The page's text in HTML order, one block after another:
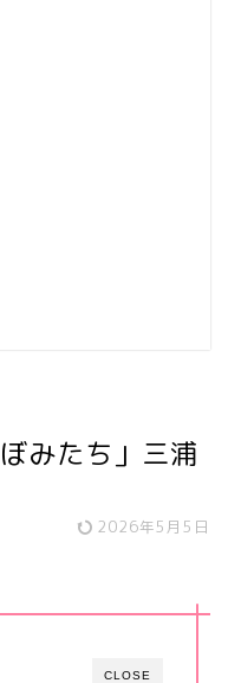
みたち」三浦
2026年5月5日
CLOSE